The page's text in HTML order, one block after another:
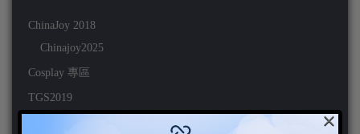
ChinaJoy 2018
Chinajoy2025
Cosplay 專區
TGS2019
×